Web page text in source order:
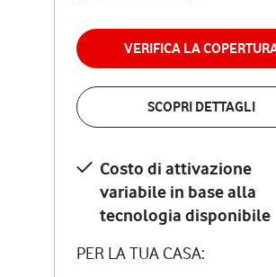
VERIFICA LA
SCOPRI DETTAGLI
Costo di attivazione
variabile in base alla
tecnologia disponibile
PER LA TUA CASA:
permanenza
VERIFICA LA
Costo di attivazione
variabile in base alla
tecnologia
PER LA TUA CASA: